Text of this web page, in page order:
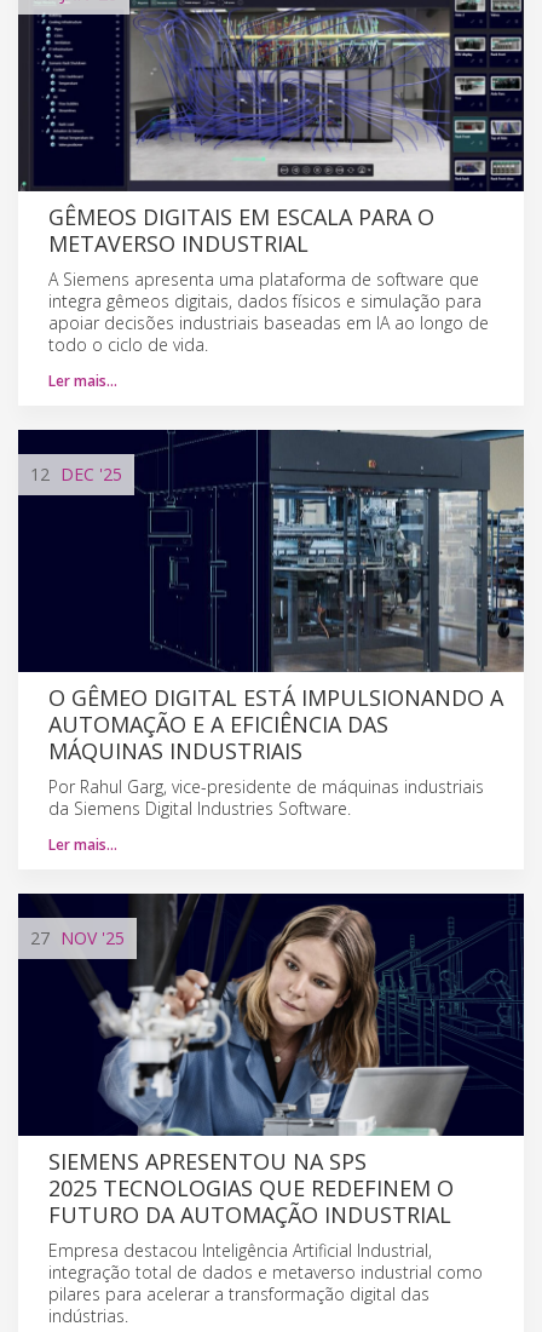
GÊMEOS DIGITAIS EM ESCALA PARA O
METAVERSO INDUSTRIAL
A Siemens apresenta uma plataforma de software que
integra gêmeos digitais, dados físicos e simulação para
apoiar decisões industriais baseadas em IA ao longo de
todo o ciclo de vida.
Ler mais…
12 DEC '25
O GÊMEO DIGITAL ESTÁ IMPULSIONANDO A
AUTOMAÇÃO E A EFICIÊNCIA DAS
MÁQUINAS INDUSTRIAIS
Por Rahul Garg, vice-presidente de máquinas industriais
da Siemens Digital Industries Software.
Ler mais…
27 NOV'25
SIEMENS APRESENTOU NA SPS
2025 TECNOLOGIAS QUE REDEFINEM O
FUTURO DA AUTOMAÇÃO INDUSTRIAL
Empresa destacou Inteligência Artificial Industrial,
integração total de dados e metaverso industrial como
pilares para acelerar a transformação digital das
indústrias.